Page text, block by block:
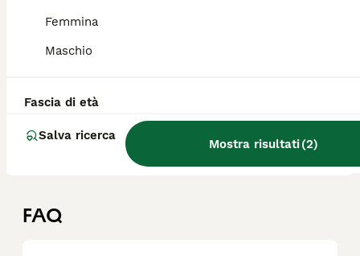
Femmina
Maschio
Fascia di età
Salva ricerca
Mostra risultati(2)
11 settimane
Brescia (95.7km)
FAQ